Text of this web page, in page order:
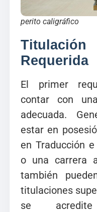
perito caligráfico
Requerida
El primer
contar con
adecuada.
estar en
en Traducción
o una carrera
también
titulaciones
se